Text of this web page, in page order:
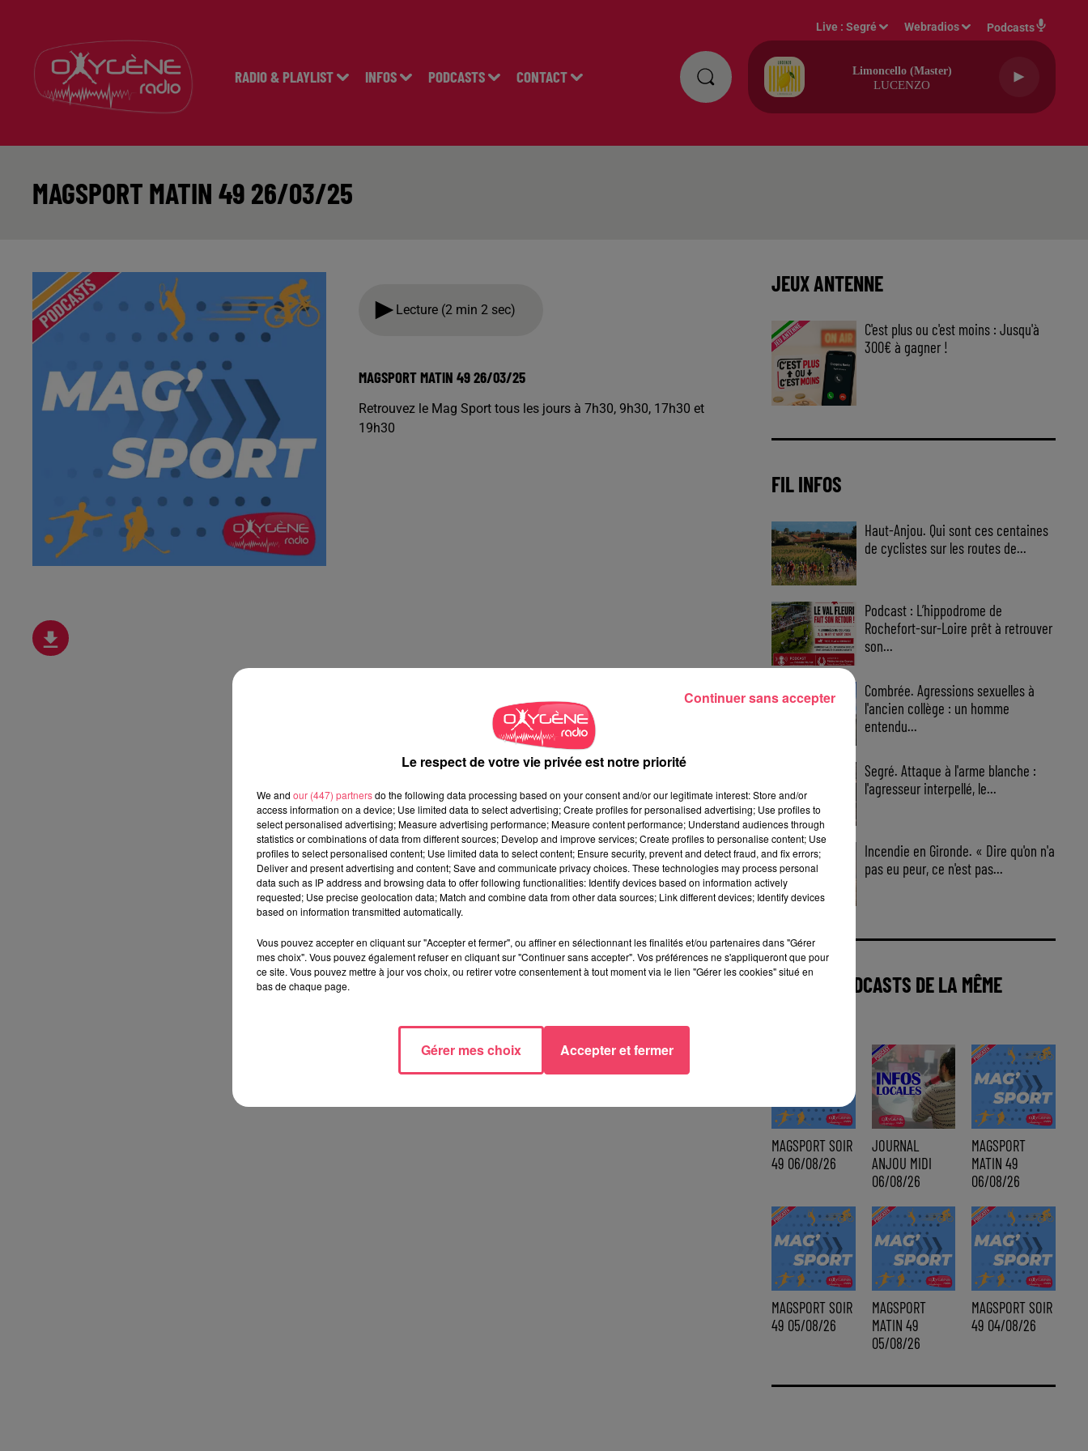
RADIO & PLAYLIST INFOS PODCASTS CONTACT
Live :Segré Webradios Podcasts
Limoncello (master)
LUCENZO
MAGSPORT MATIN 49 26/03/25
Lecture (2 min 2 sec)
MAGSPORT MATIN 49 26/03/25
Retrouvez le Mag Sport tous les jours à 7h30, 9h30, 17h30 et
19h30
JEUX ANTENNE
C'est plus ou c'est moins : Jusqu'à
300€ à gagner !
FIL INFOS
Haut-Anjou. Qui sont ces centaines
de cyclistes sur les routes de...
Podcast : L’hippodrome de
Rochefort-sur-Loire prêt à retrouver
son...
Combrée. Agressions sexuelles à
l'ancien collège : un homme
entendu...
Segré. Attaque à l'arme blanche :
l'agresseur interpellé, le...
Incendie en Gironde. « Dire qu'on n'a
pas eu peur, ce n'est pas...
AUTRES PODCASTS DE LA MÊME
MAGSPORT SOIR
49 06/08/26
JOURNAL
ANJOU MIDI
06/08/26
MAGSPORT
MATIN 49
06/08/26
MAGSPORT SOIR
49 05/08/26
MAGSPORT
MATIN 49
05/08/26
MAGSPORT SOIR
49 04/08/26
Le respect de votre vie privée est notre priorité
We and our (447) partnersdo the following data processing based on your consent and/or our legitimate interest: Store and/or
access information on a device; Use limited data to select advertising; Create profiles for personalised advertising; Use profiles to
select personalised advertising; Measure advertising performance; Measure content performance; Understand audiences through
statistics or combinations of data from different sources; Develop and improve services; Create profiles to personalise content; Use
profiles to select personalised content; Use limited data to select content; Ensure security, prevent and detect fraud, and fix errors;
Deliver and present advertising and content; Save and communicate privacy choices. These technologies may process personal
data such as IP address and browsing data to offer following functionalities: Identify devices based on information actively
requested; Use precise geolocation data; Match and combine data from other data sources; Link different devices; Identify devices
based on information transmitted automatically.
Vous pouvez accepter en cliquant sur "Accepter et fermer", ou affiner en sélectionnant les finalités et/ou partenaires dans "Gérer
mes choix". Vous pouvez également refuser en cliquant sur "Continuer sans accepter". Vos préférences ne s'appliqueront que pour
ce site. Vous pouvez mettre à jour vos choix, ou retirer votre consentement à tout moment via le lien "Gérer les cookies" situé en
bas de chaque page.
Gérer mes choix Accepter et fermer
Continuer sans accepter